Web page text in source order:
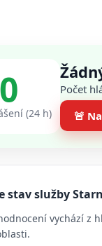
0
(24 h)
Počet
🚨
stav služby
vychází z